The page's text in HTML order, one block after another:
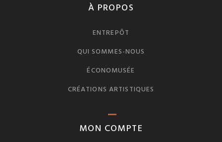
À PROPOS
ENTREPÔT
QUI SOMMES-NOUS
ÉCONOMUSÉE
CRÉATIONS ARTISTIQUES
MON COMPTE